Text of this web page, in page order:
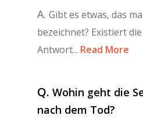
A. Gibt es etwas, das
bezeichnet? Existiert
Antwort... Read More
Q. Wohin geht die
nach dem Tod?